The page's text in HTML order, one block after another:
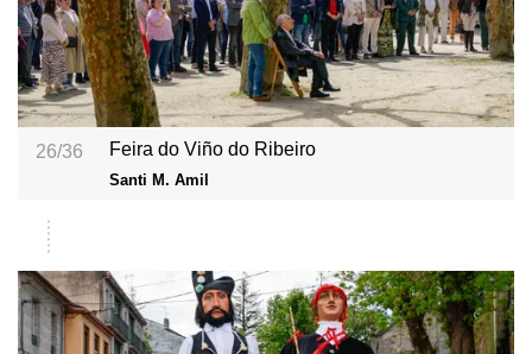
26/36 Feira do Viño do Ribeiro
Santi M. Amil